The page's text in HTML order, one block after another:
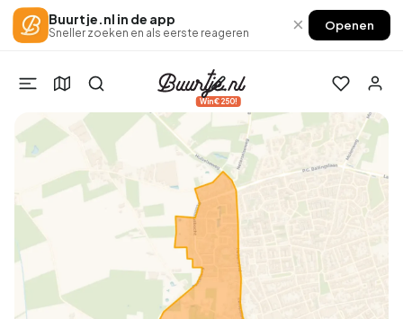
Buurtje.nl in de app
Sneller zoeken en als eerste reageren × Openen
Win €250!